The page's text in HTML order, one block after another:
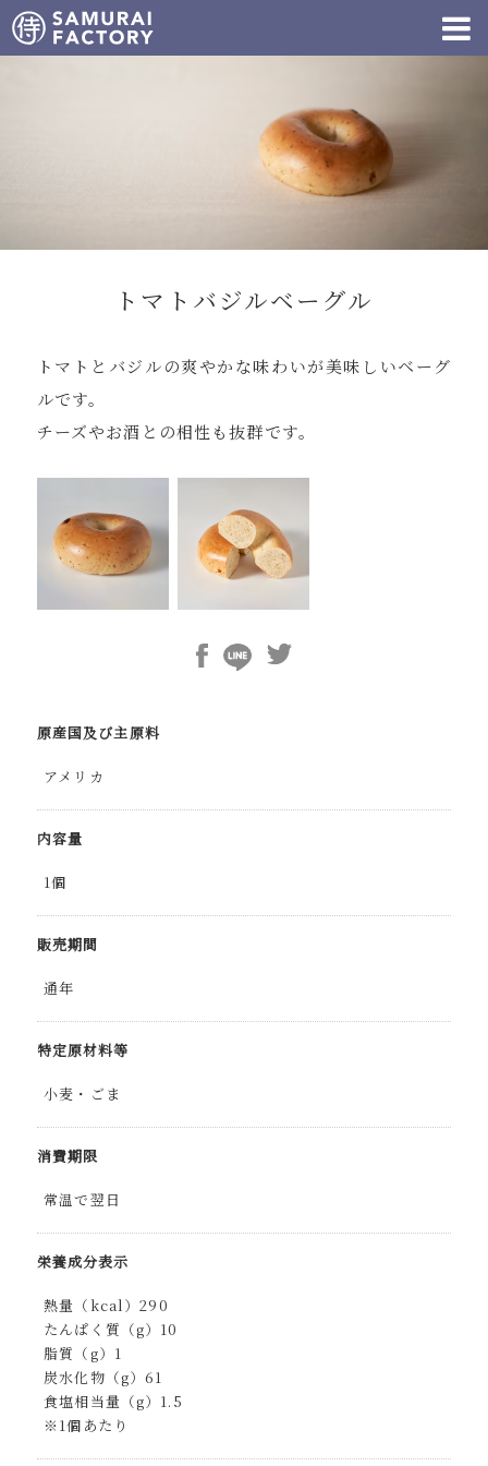
トマトバジルベーグル
トマトとバジルの爽やかな味わいが美味しいベーグ
ルです。
チーズやお酒との相性も抜群です。
原産国及び主原料
アメリカ
内容量
1個
販売期間
通年
特定原材料等
小麦・ごま
消費期限
常温で翌日
栄養成分表示
熱量（kcal）290
たんぱく質（g）10
脂質（g）1
炭水化物（g）61
食塩相当量（g）1.5
※1個あたり